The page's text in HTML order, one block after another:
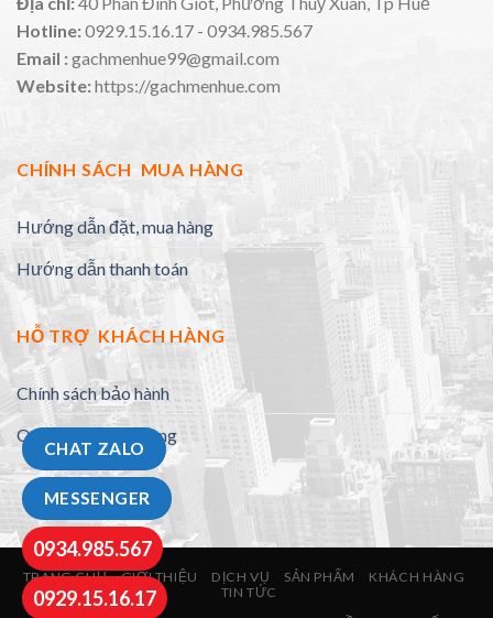
Hotline:0929.15.16.17 - 0934.985.567
Email :gachmenhue99@gmail.com
Website:https://gachmenhue.com
CHÍNH SÁCH MUA HÀNG
Hướng dẫn đặt, mua hàng
Hướng dẫn thanh toán
HỖ TRỢ KHÁCH HÀNG
Chính sách bảo hành
Quy định đổi trả hàng
TRANG CHỦ GIỚI THIỆU DỊCH VỤ SẢN PHẨM
KHÁCH HÀNG
TIN TỨC
CHAT ZALO
MESSENGER
0929.15.16.17
0934.985.567